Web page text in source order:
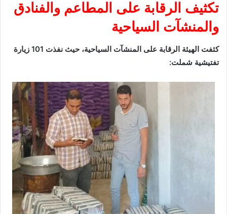
تكثيف الرقابة على المطاعم والفنادق
والمنشآت السياحية
كثفت الهيئة الرقابة على المنشآت السياحية، حيث نفذت 101 زيارة
تفتيشية شملت: